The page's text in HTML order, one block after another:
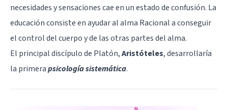
necesidades y sensaciones cae en un estado de confusión. La
educación consiste en ayudar al alma Racional a conseguir
el control del cuerpo y de las otras partes del alma.
El principal discípulo de Platón,Aristóteles, desarrollaría
la primerapsicología sistemática.